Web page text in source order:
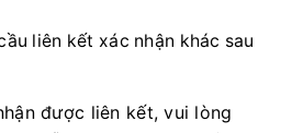
liên kết xác nhận khác sau
được liên kết, vui lòng